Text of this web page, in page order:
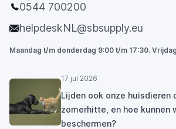
0544 700200
helpdeskNL@sbsupply.eu
Maandag t/m donderdag 9:00 t/m 17:30.
17 jul 2026
Lijden ook onze huisdieren
zomerhitte, en hoe kunnen
beschermen?